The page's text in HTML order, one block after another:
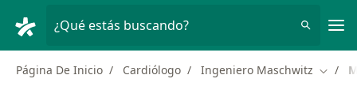
¿Qué estás buscando?
Página De Inicio Cardiólogo Ingeniero Maschwitz